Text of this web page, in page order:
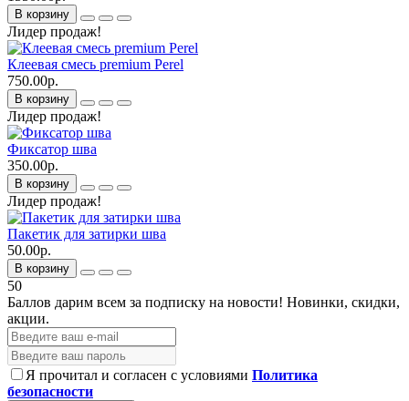
В корзину
Лидер продаж!
Клеевая смесь premium Perel
750.00р.
В корзину
Лидер продаж!
Фиксатор шва
350.00р.
В корзину
Лидер продаж!
Пакетик для затирки шва
50.00р.
В корзину
50
Баллов дарим всем за подписку на новости! Новинки, скидки,
акции.
Я прочитал и согласен с условиями Политика
безопасности